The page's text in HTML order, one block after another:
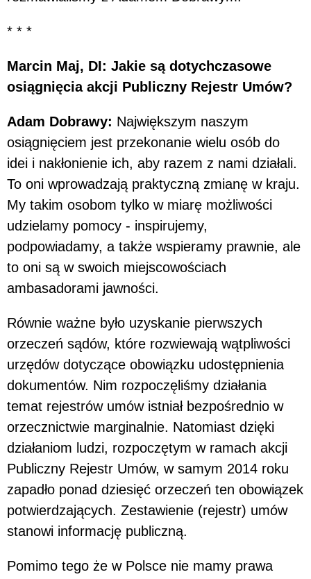
* * *
Marcin Maj, DI: Jakie są dotychczasowe
osiągnięcia akcji Publiczny Rejestr Umów?
Adam Dobrawy: Największym naszym
osiągnięciem jest przekonanie wielu osób do
idei i nakłonienie ich, aby razem z nami działali.
To oni wprowadzają praktyczną zmianę w kraju.
My takim osobom tylko w miarę możliwości
udzielamy pomocy - inspirujemy,
podpowiadamy, a także wspieramy prawnie, ale
to oni są w swoich miejscowościach
ambasadorami jawności.
Równie ważne było uzyskanie pierwszych
orzeczeń sądów, które rozwiewają wątpliwości
urzędów dotyczące obowiązku udostępnienia
dokumentów. Nim rozpoczęliśmy działania
temat rejestrów umów istniał bezpośrednio w
orzecznictwie marginalnie. Natomiast dzięki
działaniom ludzi, rozpoczętym w ramach akcji
Publiczny Rejestr Umów, w samym 2014 roku
zapadło ponad dziesięć orzeczeń ten obowiązek
potwierdzających. Zestawienie (rejestr) umów
stanowi informację publiczną.
Pomimo tego że w Polsce nie mamy prawa